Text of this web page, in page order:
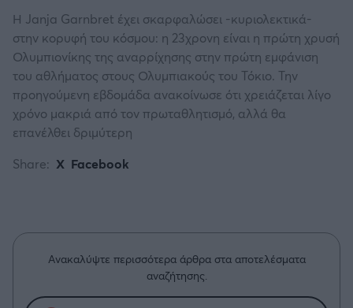
Η Janja Garnbret έχει σκαρφαλώσει -κυριολεκτικά-
στην κορυφή του κόσμου: η 23χρονη είναι η πρώτη χρυσή
Ολυμπιονίκης της αναρρίχησης στην πρώτη εμφάνιση
του αθλήματος στους Ολυμπιακούς του Τόκιο. Την
προηγούμενη εβδομάδα ανακοίνωσε ότι χρειάζεται λίγο
χρόνο μακριά από τον πρωταθλητισμό, αλλά θα
επανέλθει δριμύτερη
Share: X Facebook
Ανακαλύψτε περισσότερα άρθρα στα αποτελέσματα
αναζήτησης.